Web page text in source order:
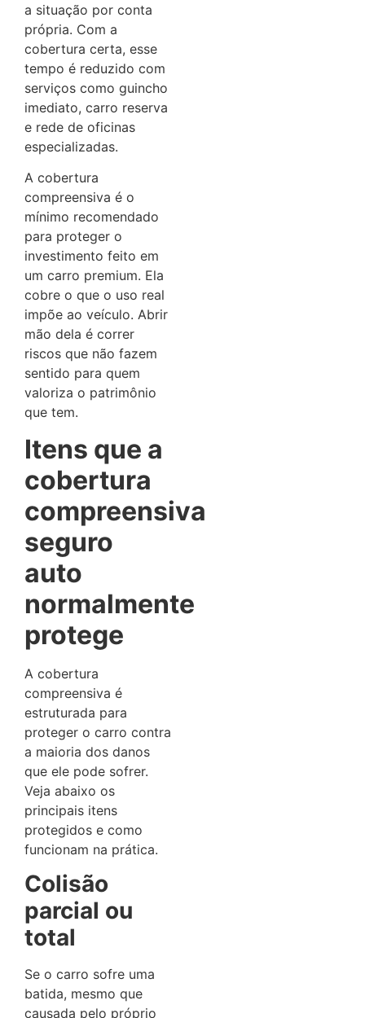
a situação por conta
própria. Com a
cobertura certa, esse
tempo é reduzido com
serviços como guincho
imediato, carro reserva
e rede de oficinas
especializadas.
A cobertura
compreensiva é o
mínimo recomendado
para proteger o
investimento feito em
um carro premium. Ela
cobre o que o uso real
impõe ao veículo. Abrir
mão dela é correr
riscos que não fazem
sentido para quem
valoriza o patrimônio
que tem.
Itens que a
cobertura
compreensiva
seguro
auto
normalmente
protege
A cobertura
compreensiva é
estruturada para
proteger o carro contra
a maioria dos danos
que ele pode sofrer.
Veja abaixo os
principais itens
protegidos e como
funcionam na prática.
Colisão
parcial ou
total
Se o carro sofre uma
batida, mesmo que
causada pelo próprio